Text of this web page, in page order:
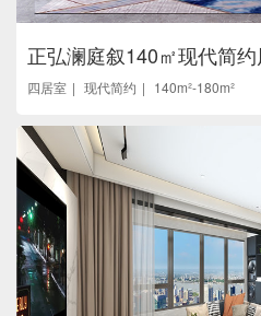
正弘澜庭叙140㎡现代简
四居室 现代简约 140m²-180m²